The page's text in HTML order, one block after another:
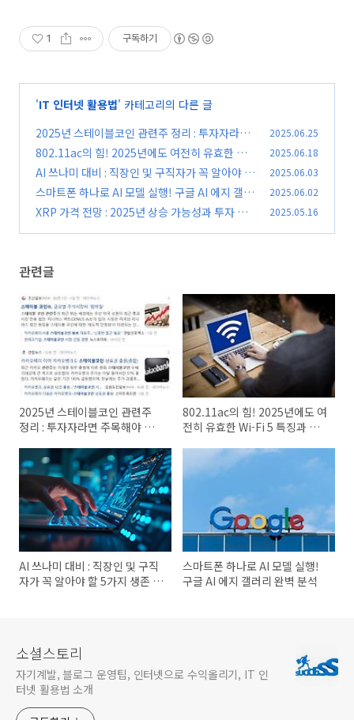
1 구독하기
'IT 인터넷 활용법' 카테고리의 다른 글
2025년 스테이블코인 관련주 정리 : 투자자라면
주목해야 할 종목들 (0)
2025.06.25
802.11ac의 힘! 2025년에도 여전히 유효한 Wi-
Fi 5 특징과 활용법 (0)
2025.06.18
AI 쓰나미 대비 : 직장인 및 구직자가 꼭 알아야 할
5가지 생존 공식
(0)
2025.06.03
스마트폰 하나로 AI 모델 실행! 구글 AI 에지 갤러
리 완벽 분석 (0)
2025.06.02
XRP 가격 전망 : 2025년 상승 가능성과 투자 전
2025.05.16
관련글
2025년 스테이블코인 관련주
정리 : 투자자라면 주목해야 할
802.11ac의 힘! 2025년에도 여
전히 유효한 Wi-Fi 5 특징과 활
AI 쓰나미 대비 : 직장인 및 구직
자가 꼭 알아야 할 5가지 생존 공
스마트폰 하나로 AI 모델 실행!
구글 AI 에지 갤러리 완벽 분석
소셜스토리
자기계발, 블로그 운영팁, 인터넷으로 수익올리기, IT 인
터넷 활용법 소개